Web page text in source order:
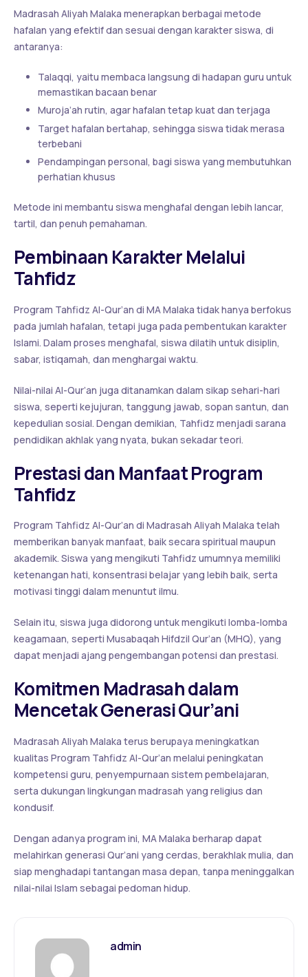
Madrasah Aliyah Malaka menerapkan berbagai metode
hafalan yang efektif dan sesuai dengan karakter siswa, di
antaranya:
Talaqqi, yaitu membaca langsung di hadapan guru untuk
memastikan bacaan benar
Muroja’ah rutin, agar hafalan tetap kuat dan terjaga
Target hafalan bertahap, sehingga siswa tidak merasa
terbebani
Pendampingan personal, bagi siswa yang membutuhkan
perhatian khusus
Metode ini membantu siswa menghafal dengan lebih lancar,
tartil, dan penuh pemahaman.
Pembinaan Karakter Melalui
Tahfidz
Program Tahfidz Al-Qur’an di MA Malaka tidak hanya berfokus
pada jumlah hafalan, tetapi juga pada pembentukan karakter
Islami. Dalam proses menghafal, siswa dilatih untuk disiplin,
sabar, istiqamah, dan menghargai waktu.
Nilai-nilai Al-Qur’an juga ditanamkan dalam sikap sehari-hari
siswa, seperti kejujuran, tanggung jawab, sopan santun, dan
kepedulian sosial. Dengan demikian, Tahfidz menjadi sarana
pendidikan akhlak yang nyata, bukan sekadar teori.
Prestasi dan Manfaat Program
Tahfidz
Program Tahfidz Al-Qur’an di Madrasah Aliyah Malaka telah
memberikan banyak manfaat, baik secara spiritual maupun
akademik. Siswa yang mengikuti Tahfidz umumnya memiliki
ketenangan hati, konsentrasi belajar yang lebih baik, serta
motivasi tinggi dalam menuntut ilmu.
Selain itu, siswa juga didorong untuk mengikuti lomba-lomba
keagamaan, seperti Musabaqah Hifdzil Qur’an (MHQ), yang
dapat menjadi ajang pengembangan potensi dan prestasi.
Komitmen Madrasah dalam
Mencetak Generasi Qur’ani
Madrasah Aliyah Malaka terus berupaya meningkatkan
kualitas Program Tahfidz Al-Qur’an melalui peningkatan
kompetensi guru, penyempurnaan sistem pembelajaran,
serta dukungan lingkungan madrasah yang religius dan
kondusif.
Dengan adanya program ini, MA Malaka berharap dapat
melahirkan generasi Qur’ani yang cerdas, berakhlak mulia, dan
siap menghadapi tantangan masa depan, tanpa meninggalkan
nilai-nilai Islam sebagai pedoman hidup.
admin